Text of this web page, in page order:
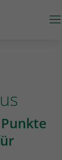
Starseite